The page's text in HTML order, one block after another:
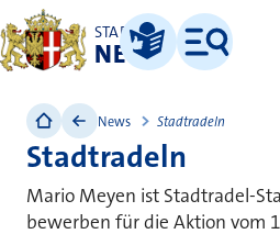
STADT
NEUSS
Leichte Sprache
Menü
News Stadtradeln
Stadtradeln
Mario Meyen ist Stadtradel-
bewerben für die Aktion vom